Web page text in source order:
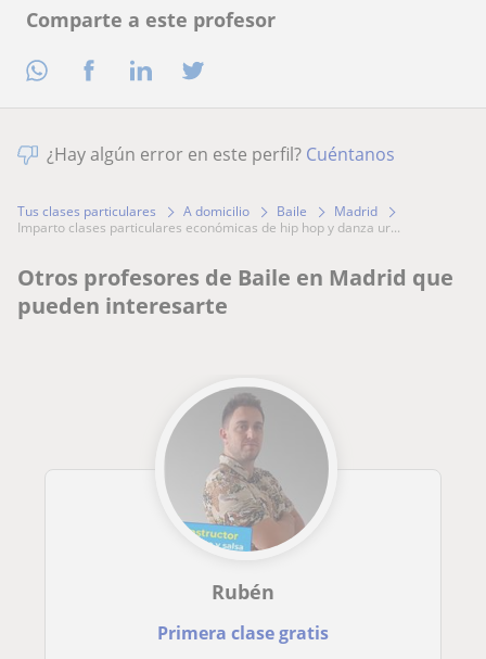
Comparte a este profesor
¿Hay algún error en este perfil? Cuéntanos
Tus clases particulares A domicilio Baile
Madrid
imparto clases particulares económicas de hip hop y danza ur...
Otros profesores de Baile en Madrid que
pueden interesarte
Rubén
Primera clase gratis